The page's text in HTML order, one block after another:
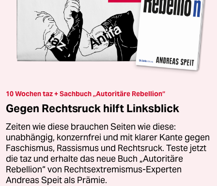
10 Wochen taz + Sachbuch „Autoritäre Rebellion“
Gegen Rechtsruck hilft Linksblick
Zeiten wie diese brauchen Seiten wie diese:
unabhängig, konzernfrei und mit klarer Kante gegen
Faschismus, Rassismus und Rechtsruck. Teste jetzt
die taz und erhalte das neue Buch „Autoritäre
Rebellion“ von Rechtsextremismus-Experten
Andreas Speit als Prämie.